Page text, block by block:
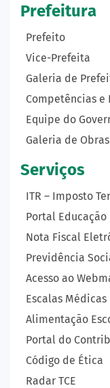
Prefeitura
Prefeito
Vice-Prefeita
Galeria de
Competências e
Equipe do
Galeria de Obras
Serviços
ITR – Imposto
Portal Educação
Nota Fiscal
Previdência
Acesso ao
Escalas Médicas
Alimentação
Portal do
Código de Ética
Radar TCE